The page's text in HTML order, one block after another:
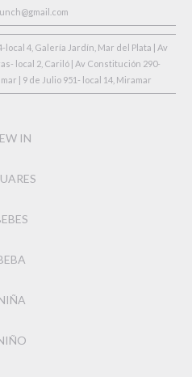
local 4, Galería Jardín, Mar del Plata | Av
local 2, Cariló | Av Constitución 290-
| 9 de Julio 951- local 14, Miramar
IN